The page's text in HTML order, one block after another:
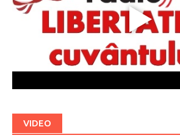
VIDEO